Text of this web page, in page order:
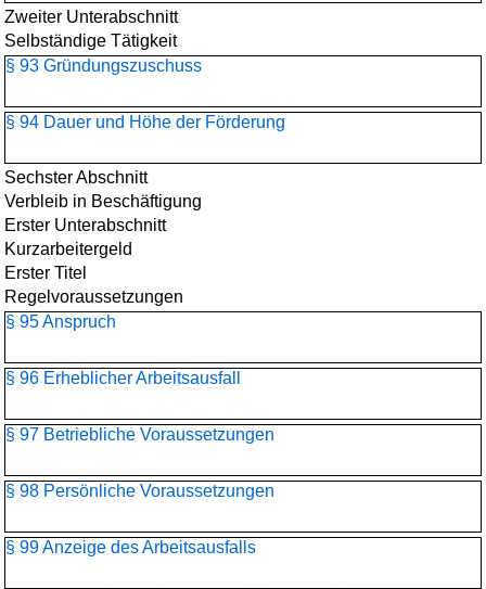
Zweiter Unterabschnitt
Selbständige Tätigkeit
§ 93 Gründungszuschuss
§ 94 Dauer und Höhe der Förderung
Sechster Abschnitt
Verbleib in Beschäftigung
Erster Unterabschnitt
Kurzarbeitergeld
Erster Titel
Regelvoraussetzungen
§ 95 Anspruch
§ 96 Erheblicher Arbeitsausfall
§ 97 Betriebliche Voraussetzungen
§ 98 Persönliche Voraussetzungen
§ 99 Anzeige des Arbeitsausfalls